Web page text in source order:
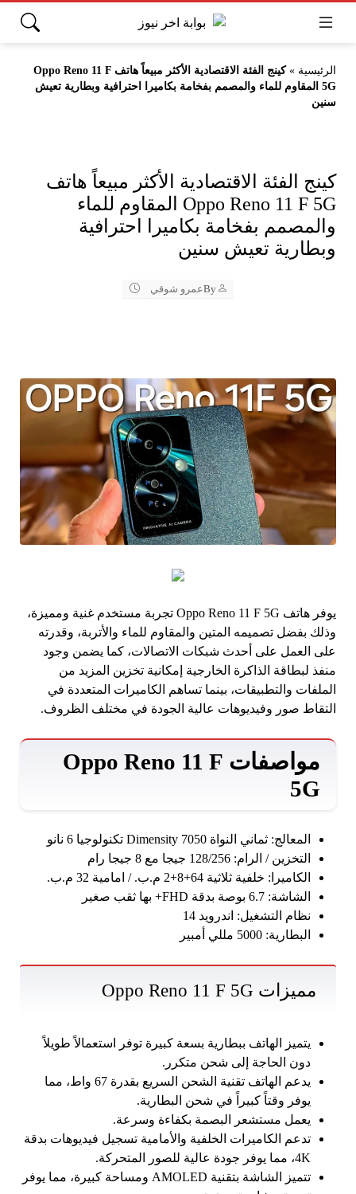
الرئيسية »
كينج الفئة الاقتصادية الأكثر مبيعاً هاتف Oppo Reno 11 F
5G المقاوم للماء والمصمم بفخامة بكاميرا احترافية وبطارية تعيش
سنين
كينج الفئة الاقتصادية الأكثر مبيعاً هاتف
Oppo Reno 11 F 5G المقاوم للماء
والمصمم بفخامة بكاميرا احترافية
وبطارية تعيش سنين
Byعمرو شوقي
يوفر هاتف Oppo Reno 11 F 5G تجربة مستخدم غنية ومميزة،
وذلك بفضل تصميمه المتين والمقاوم للماء والأتربة، وقدرته
على العمل على أحدث شبكات الاتصالات، كما يضمن وجود
منفذ لبطاقة الذاكرة الخارجية إمكانية تخزين المزيد من
الملفات والتطبيقات، بينما تساهم الكاميرات المتعددة في
التقاط صور وفيديوهات عالية الجودة في مختلف الظروف.
مواصفات Oppo Reno 11 F
5G
المعالج: ثماني النواة Dimensity 7050 تكنولوجيا 6 نانو
التخزين / الرام: 128/256 جيجا مع 8 جيجا رام
الكاميرا: خلفية ثلاثية 64+8+2 م.ب. / امامية 32 م.ب.
الشاشة: 6.7 بوصة بدقة FHD+ بها ثقب صغير
نظام التشغيل: اندرويد 14
البطارية: 5000 مللي أمبير
مميزات Oppo Reno 11 F 5G
يتميز الهاتف ببطارية بسعة كبيرة توفر استعمالاً طويلاً
دون الحاجة إلى شحن متكرر.
يدعم الهاتف تقنية الشحن السريع بقدرة 67 واط، مما
يوفر وقتاً كبيراً في شحن البطارية.
يعمل مستشعر البصمة بكفاءة وسرعة.
تدعم الكاميرات الخلفية والأمامية تسجيل فيديوهات بدقة
4K، مما يوفر جودة عالية للصور المتحركة.
تتميز الشاشة بتقنية AMOLED ومساحة كبيرة، مما يوفر